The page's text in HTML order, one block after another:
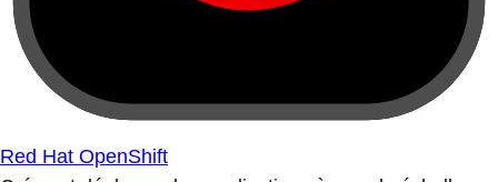
Red Hat OpenShift